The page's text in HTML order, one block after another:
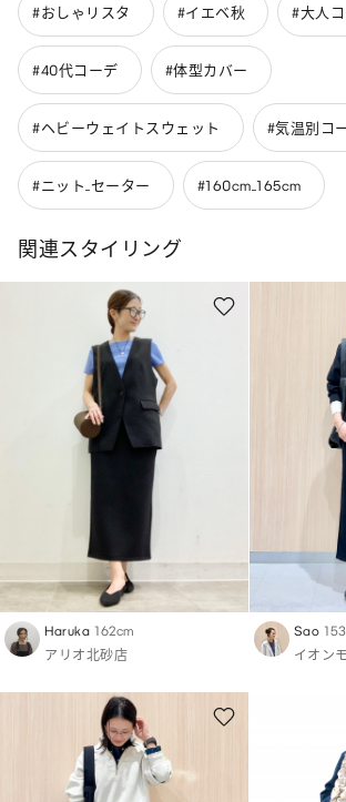
#おしゃリスタ #イエベ秋 #大人
#40代コーデ #体型カバー
#ヘビーウェイトスウェット #気温別コ
#ニット_セーター #160cm_165cm
関連スタイリング
Haruka 162cm
アリオ北砂店
Sao
イオン